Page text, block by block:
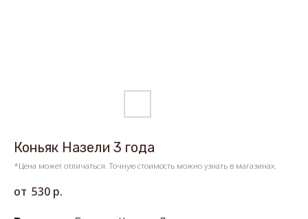
Коньяк Назели 3 года
*Цена может отличаться. Точную стоимость можно узнать в магазинах.
530 р.